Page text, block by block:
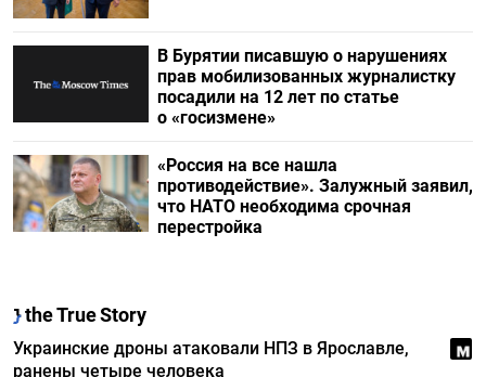
В Бурятии писавшую о нарушениях
прав мобилизованных журналистку
посадили на 12 лет по статье
о «госизмене»
«Россия на все нашла
противодействие». Залужный заявил,
что НАТО необходима срочная
перестройка